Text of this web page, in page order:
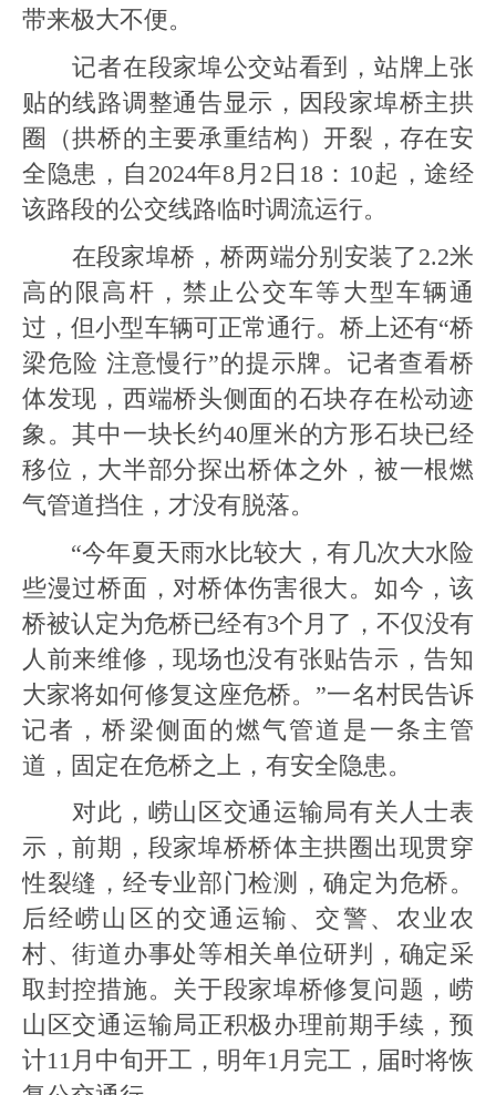
带来极大不便。
记者在段家埠公交站看到，站牌上张
贴的线路调整通告显示，因段家埠桥主拱
圈（拱桥的主要承重结构）开裂，存在安
全隐患，自2024年8月2日18：10起，途经
该路段的公交线路临时调流运行。
在段家埠桥，桥两端分别安装了2.2米
高的限高杆，禁止公交车等大型车辆通
过，但小型车辆可正常通行。桥上还有“桥
梁危险 注意慢行”的提示牌。记者查看桥
体发现，西端桥头侧面的石块存在松动迹
象。其中一块长约40厘米的方形石块已经
移位，大半部分探出桥体之外，被一根燃
气管道挡住，才没有脱落。
“今年夏天雨水比较大，有几次大水险
些漫过桥面，对桥体伤害很大。如今，该
桥被认定为危桥已经有3个月了，不仅没有
人前来维修，现场也没有张贴告示，告知
大家将如何修复这座危桥。”一名村民告诉
记者，桥梁侧面的燃气管道是一条主管
道，固定在危桥之上，有安全隐患。
对此，崂山区交通运输局有关人士表
示，前期，段家埠桥桥体主拱圈出现贯穿
性裂缝，经专业部门检测，确定为危桥。
后经崂山区的交通运输、交警、农业农
村、街道办事处等相关单位研判，确定采
取封控措施。关于段家埠桥修复问题，崂
山区交通运输局正积极办理前期手续，预
计11月中旬开工，明年1月完工，届时将恢